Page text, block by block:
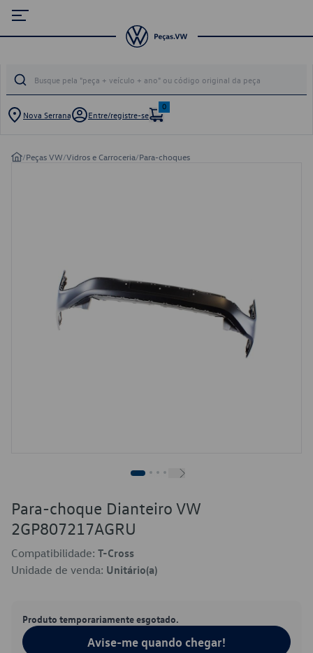
Nova Serrana Entre/registre-se
0
/Peças VW/Vidros e Carroceria/Para-choques
Para-choque Dianteiro VW
2GP807217AGRU
Compatibilidade: T-Cross
Unidade de venda: Unitário(a)
Produto temporariamente esgotado.
Avise-me quando chegar!